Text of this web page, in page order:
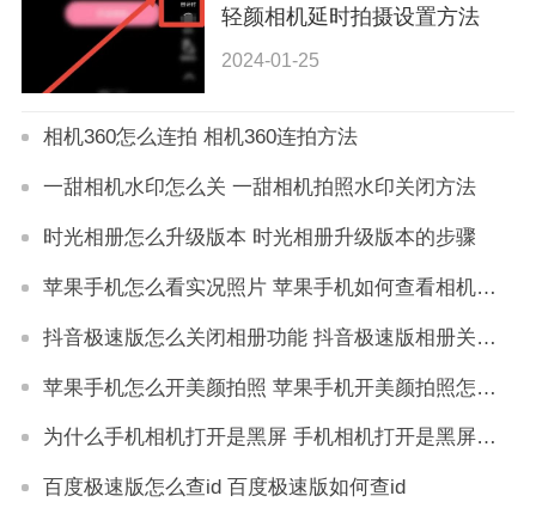
轻颜相机延时拍摄设置方法
2024-01-25
相机360怎么连拍 相机360连拍方法
一甜相机水印怎么关 一甜相机拍照水印关闭方法
时光相册怎么升级版本 时光相册升级版本的步骤
苹果手机怎么看实况照片 苹果手机如何查看相机拍摄的实时预览照片
抖音极速版怎么关闭相册功能 抖音极速版相册关闭教程
苹果手机怎么开美颜拍照 苹果手机开美颜拍照怎么设置
为什么手机相机打开是黑屏 手机相机打开是黑屏怎么解决
百度极速版怎么查id 百度极速版如何查id